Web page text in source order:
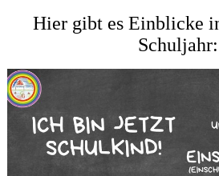
Hier gibt es Einblicke
Schuljahr: